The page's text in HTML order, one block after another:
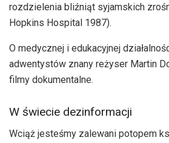
rozdzielenia bliźniąt syjamskich
Hopkins Hospital 1987).
O medycznej i edukacyjnej
adwentystów znany reżyser Martin
filmy dokumentalne.
W świecie dezinformacji
Wciąż jesteśmy zalewani potopem